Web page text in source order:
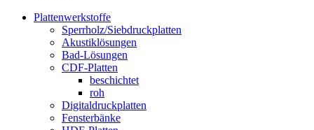
Plattenwerkstoffe
Sperrholz/Siebdruckplatten
Akustiklösungen
Bad-Lösungen
CDF-Platten
beschichtet
roh
Digitaldruckplatten
Fensterbänke